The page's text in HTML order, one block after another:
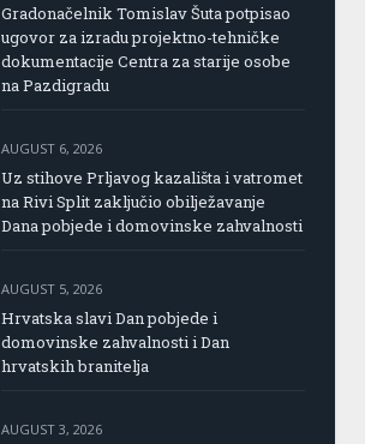
Gradonačelnik Tomislav Šuta potpisao
ugovor za izradu projektno-tehničke
dokumentacije Centra za starije osobe
na Pazdigradu
AUGUST 6, 2026
Uz stihove Prljavog kazališta i vatromet
na Rivi Split zaključio obilježavanje
Dana pobjede i domovinske zahvalnosti
AUGUST 5, 2026
Hrvatska slavi Dan pobjede i
domovinske zahvalnosti i Dan
hrvatskih branitelja
AUGUST 3, 2026